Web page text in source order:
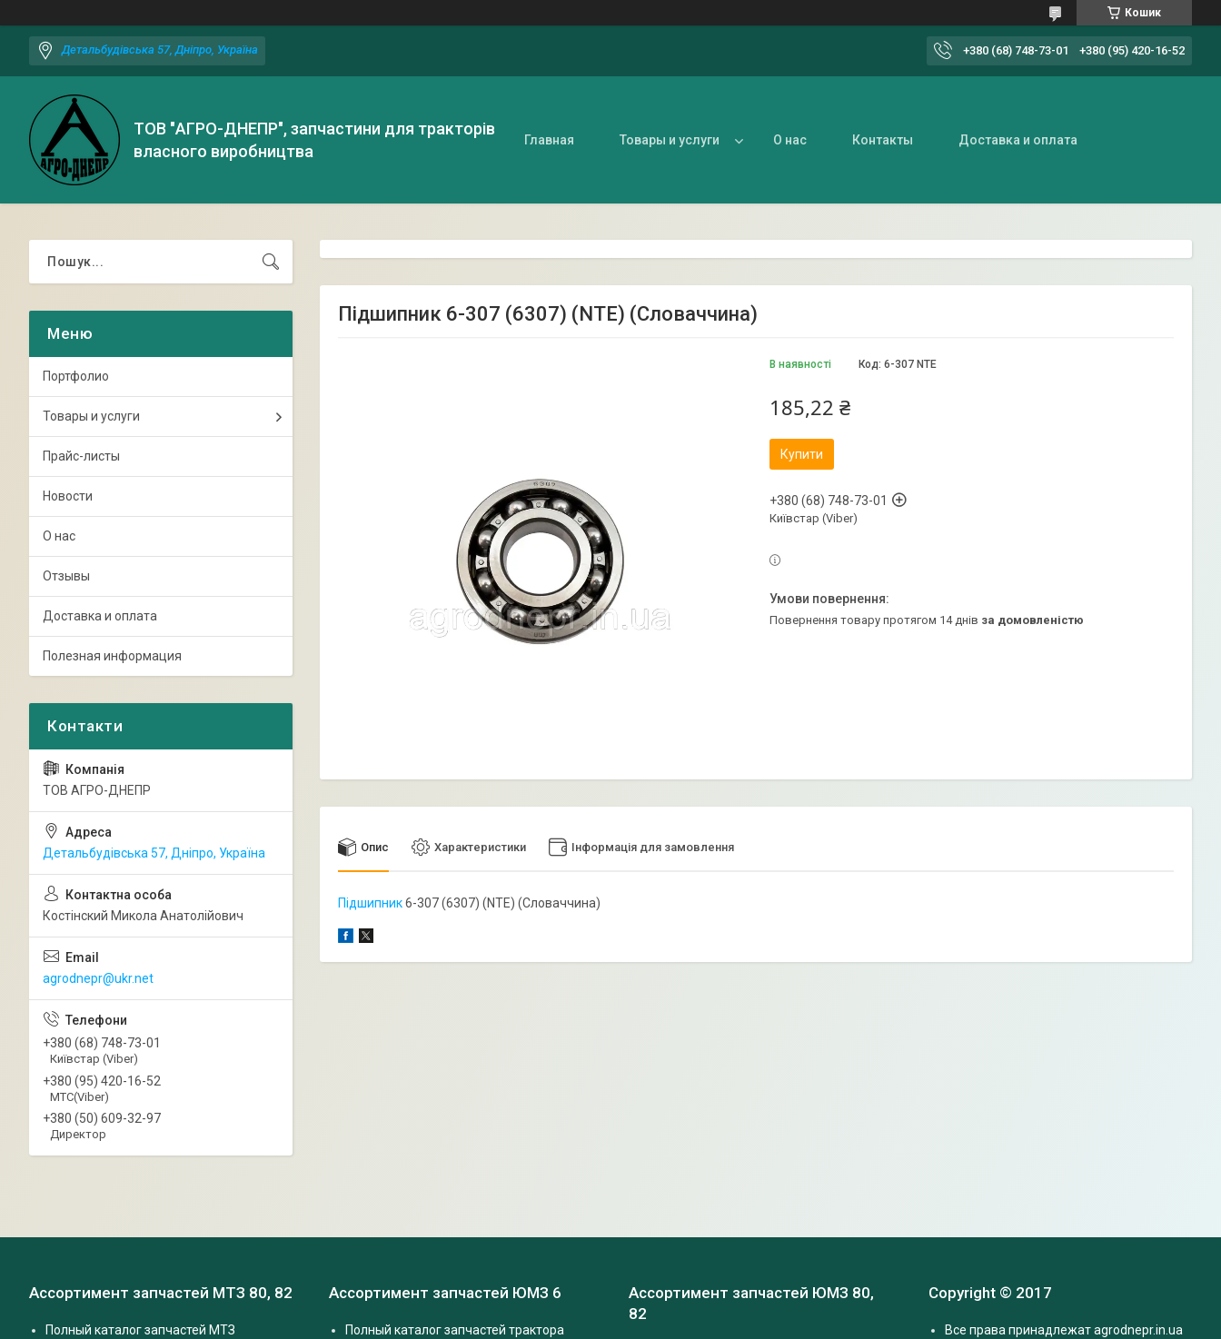
Кошик
Детальбудівська 57, Дніпро, Україна +380 (68) 748-73-01 +380 (95) 420-16-52
ТОВ "АГРО-ДНЕПР", запчастини для тракторів
власного виробництва
Главная Товары и услуги О нас Контакты Доставка и оплата
Підшипник 6-307 (6307) (NTE) (Словаччина)
В наявності Код: 6-307 NTE
185,22 ₴
Купити
+380 (68) 748-73-01
Київстар (Viber)
повернення товару протягом 14 днів за домовленістю
Опис Характеристики Інформація для замовлення
Підшипник6-307 (6307) (NTE) (Словаччина)
Портфолио
Товары и услуги
Прайс-листы
Новости
О нас
Отзывы
Доставка и оплата
Полезная информация
ТОВ АГРО-ДНЕПР
Детальбудівська 57, Дніпро, Україна
Костінский Микола Анатолійович
agrodnepr@ukr.net
+380 (68) 748-73-01
Київстар (Viber)
+380 (95) 420-16-52
МТС(Viber)
+380 (50) 609-32-97
Директор
Ассортимент запчастей МТЗ 80, 82
Полный каталог запчастей МТЗ
Ассортимент запчастей ЮМЗ 6
Полный каталог запчастей трактора
Ассортимент запчастей ЮМЗ 80,
82
Copyright © 2017
Все права принадлежат agrodnepr.in.ua